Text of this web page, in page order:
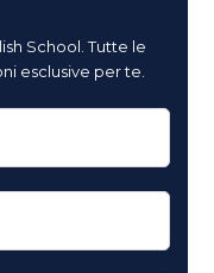
School. Tutte le
esclusive per te.